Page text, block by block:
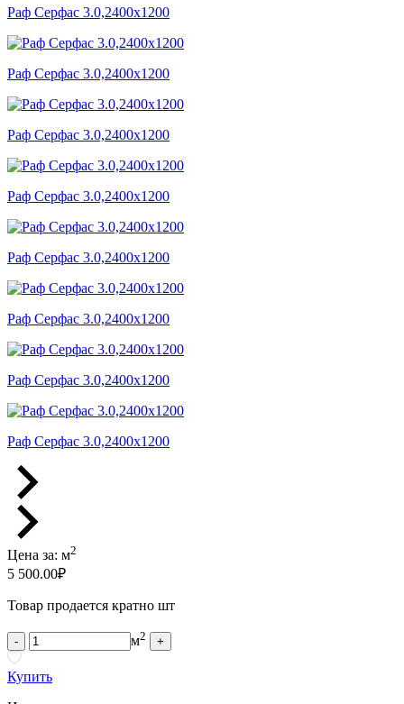
Раф Серфас 3.0,2400x1200
Раф Серфас 3.0,2400x1200
Раф Серфас 3.0,2400x1200
Раф Серфас 3.0,2400x1200
Раф Серфас 3.0,2400x1200
Раф Серфас 3.0,2400x1200
Раф Серфас 3.0,2400x1200
Раф Серфас 3.0,2400x1200
Цена за: м2
5 500.00₽
Товар продается кратно шт
- м2 +
Купить